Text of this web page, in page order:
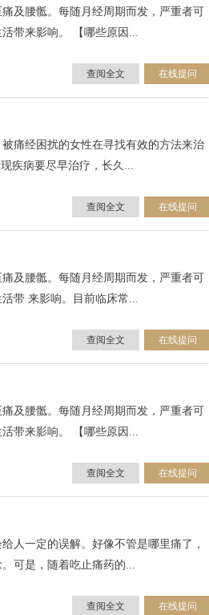
及腰骶。每随月经周期而发，严重者可
带来影响。 【哪些原因...
在线提问
查阅全文
痛经困扰的女性在寻找有效的方法来治
疾病要尽早治疗，长久...
在线提问
查阅全文
及腰骶。每随月经周期而发，严重者可
带 来影响。目前临床常...
在线提问
查阅全文
及腰骶。每随月经周期而发，严重者可
带来影响。 【哪些原因...
在线提问
查阅全文
人一定的误解。好像不管是哪里痛了，
可是，随着吃止痛药的...
在线提问
查阅全文